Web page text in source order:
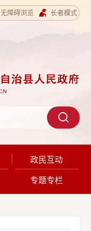
无障碍浏览 长者模式
政民互动
专题专栏